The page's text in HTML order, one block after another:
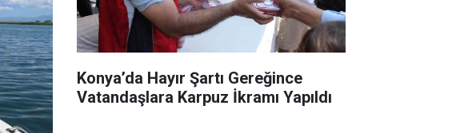
Konya’da Hayır Şartı Gereğince
Vatandaşlara Karpuz İkramı Yapıldı